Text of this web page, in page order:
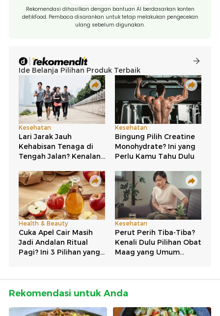
Rekomendasi dihasilkan dengan bantuan AI berdasarkan konten
detikFood. Pembaca disarankan untuk tetap melakukan pengecekan
ulang sebelum digunakan.
Rekomendasi untuk Anda